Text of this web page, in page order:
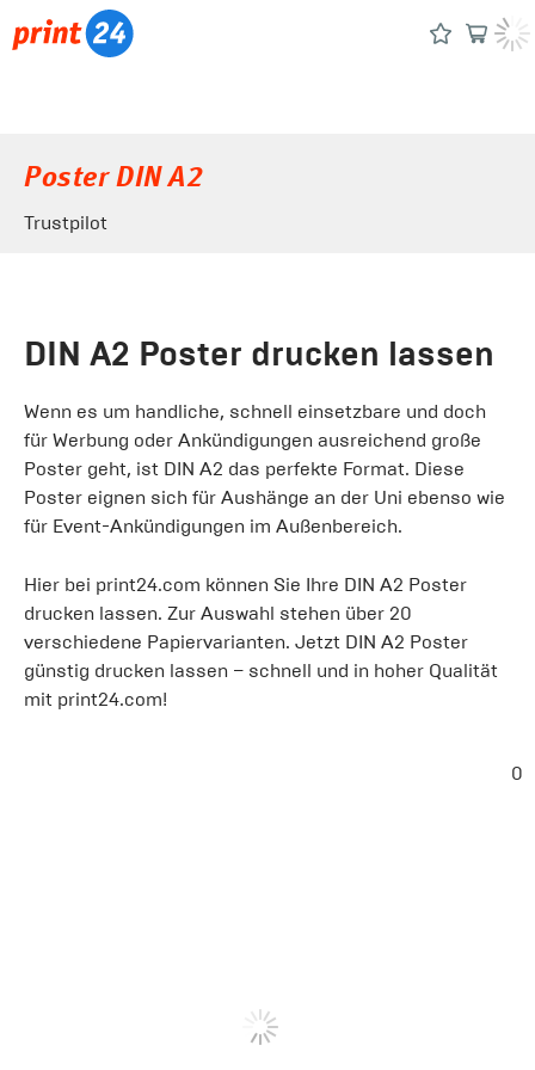
Poster DIN A2
Trustpilot
DIN A2 Poster drucken lassen
Wenn es um handliche, schnell einsetzbare und doch
für Werbung oder Ankündigungen ausreichend große
Poster geht, ist DIN A2 das perfekte Format. Diese
Poster eignen sich für Aushänge an der Uni ebenso wie
für Event-Ankündigungen im Außenbereich.
Hier bei print24.com können Sie Ihre DIN A2 Poster
drucken lassen. Zur Auswahl stehen über 20
verschiedene Papiervarianten. Jetzt DIN A2 Poster
günstig drucken lassen – schnell und in hoher Qualität
mit print24.com!
0